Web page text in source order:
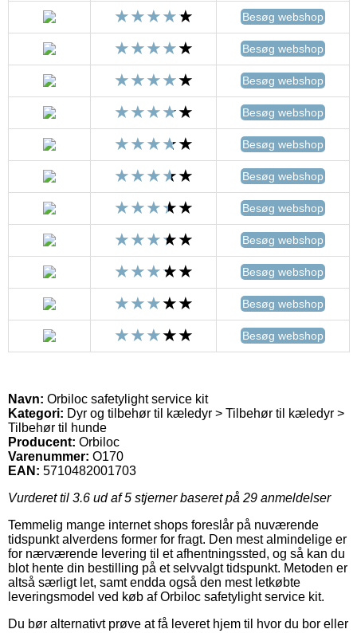
Besøg webshop
Besøg webshop
Besøg webshop
Besøg webshop
Besøg webshop
Besøg webshop
Besøg webshop
Besøg webshop
Besøg webshop
Besøg webshop
Besøg webshop
Navn: Orbiloc safetylight service kit
Kategori: Dyr og tilbehør til kæledyr > Tilbehør til kæledyr >
Tilbehør til hunde
Producent: Orbiloc
Varenummer: O170
EAN: 5710482001703
Vurderet til 3.6 ud af 5 stjerner baseret på 29 anmeldelser
Temmelig mange internet shops foreslår på nuværende
tidspunkt alverdens former for fragt. Den mest almindelige er
for nærværende levering til et afhentningssted, og så kan du
blot hente din bestilling på et selvvalgt tidspunkt. Metoden er
altså særligt let, samt endda også den mest letkøbte
leveringsmodel ved køb af Orbiloc safetylight service kit.
Du bør alternativt prøve at få leveret hjem til hvor du bor eller